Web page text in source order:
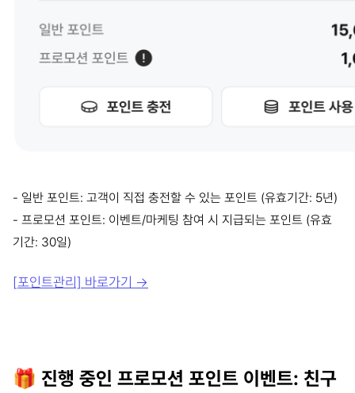
- 일반 포인트: 고객이 직접 충전할 수 있는 포인트 (유효기간: 5년)
- 프로모션 포인트: 이벤트/마케팅 참여 시 지급되는 포인트 (유효
기간: 30일)
[포인트관리] 바로가기 →
🎁 진행 중인 프로모션 포인트 이벤트: 친구